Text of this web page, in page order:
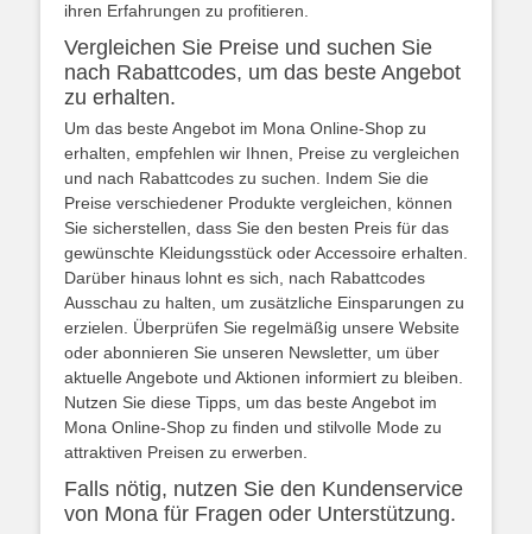
ihren Erfahrungen zu profitieren.
Vergleichen Sie Preise und suchen Sie
nach Rabattcodes, um das beste Angebot
zu erhalten.
Um das beste Angebot im Mona Online-Shop zu
erhalten, empfehlen wir Ihnen, Preise zu vergleichen
und nach Rabattcodes zu suchen. Indem Sie die
Preise verschiedener Produkte vergleichen, können
Sie sicherstellen, dass Sie den besten Preis für das
gewünschte Kleidungsstück oder Accessoire erhalten.
Darüber hinaus lohnt es sich, nach Rabattcodes
Ausschau zu halten, um zusätzliche Einsparungen zu
erzielen. Überprüfen Sie regelmäßig unsere Website
oder abonnieren Sie unseren Newsletter, um über
aktuelle Angebote und Aktionen informiert zu bleiben.
Nutzen Sie diese Tipps, um das beste Angebot im
Mona Online-Shop zu finden und stilvolle Mode zu
attraktiven Preisen zu erwerben.
Falls nötig, nutzen Sie den Kundenservice
von Mona für Fragen oder Unterstützung.